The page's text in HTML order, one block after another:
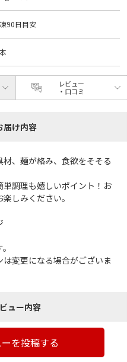
90日目安
レビュー
・口コミ
届け内容
、麺が絡み、食欲をそそる
単調理も嬉しいポイント！お
しみください。
変更になる場合がございま
ュー内容
を投稿する